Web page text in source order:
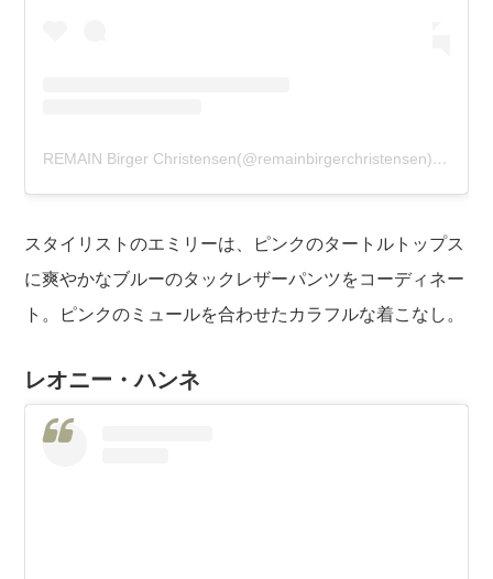
REMAIN Birger Christensen(@remainbirgerchristensen)がシェアした投稿
スタイリストのエミリーは、ピンクのタートルトップス
に爽やかなブルーのタックレザーパンツをコーディネー
ト。ピンクのミュールを合わせたカラフルな着こなし。
レオニー・ハンネ